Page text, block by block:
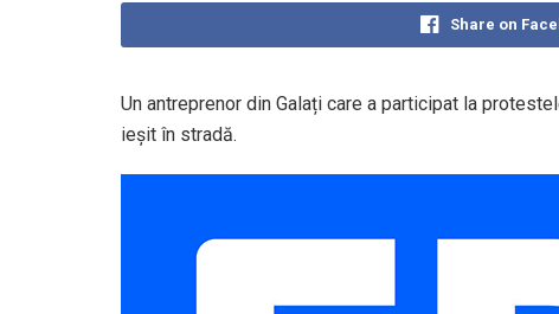
Share on
Un antreprenor din Galați care a participat la
ieșit în stradă.